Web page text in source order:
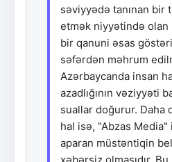
səviyyədə tanınan bir
etmək niyyətində
bir qanuni əsas
səfərdən məhrum
Azərbaycanda insan
azadlığının vəziyyəti
suallar doğurur. Daha
hal isə, "Abzas Media"
aparan müstəntiqin